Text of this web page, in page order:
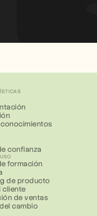
confianza
formación
de producto
cliente
de ventas
cambio